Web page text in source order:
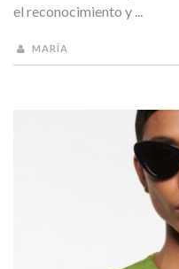
el reconocimiento y ...
MARÍA